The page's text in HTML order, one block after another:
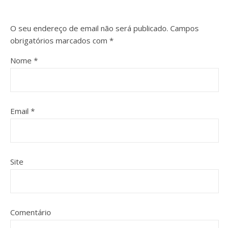
O seu endereço de email não será publicado. Campos
obrigatórios marcados com *
Nome *
Email *
Site
Comentário